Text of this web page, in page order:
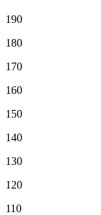
190
180
170
160
150
140
130
120
110